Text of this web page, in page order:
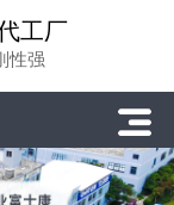
工厂
性强